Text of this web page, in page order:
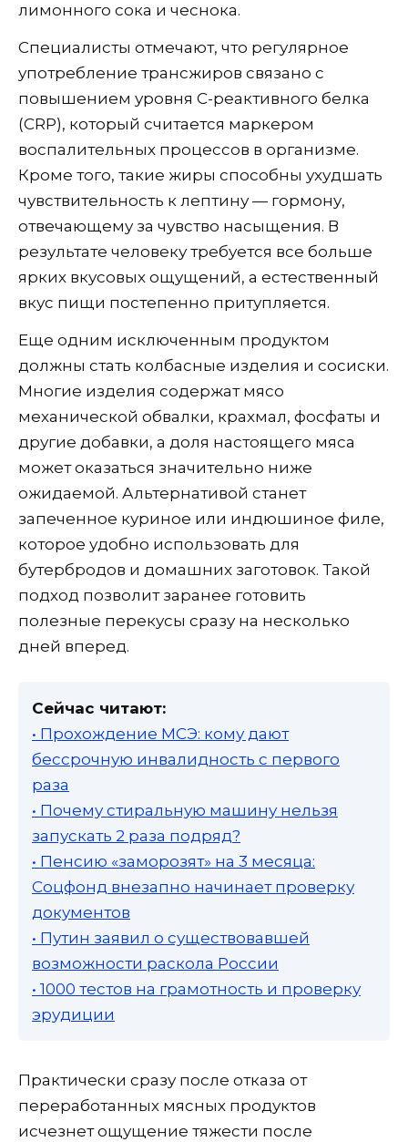
лимонного сока и чеснока.
Специалисты отмечают, что регулярное
употребление трансжиров связано с
повышением уровня С-реактивного белка
(CRP), который считается маркером
воспалительных процессов в организме.
Кроме того, такие жиры способны ухудшать
чувствительность к лептину — гормону,
отвечающему за чувство насыщения. В
результате человеку требуется все больше
ярких вкусовых ощущений, а естественный
вкус пищи постепенно притупляется.
Еще одним исключенным продуктом
должны стать колбасные изделия и сосиски.
Многие изделия содержат мясо
механической обвалки, крахмал, фосфаты и
другие добавки, а доля настоящего мяса
может оказаться значительно ниже
ожидаемой. Альтернативой станет
запеченное куриное или индюшиное филе,
которое удобно использовать для
бутербродов и домашних заготовок. Такой
подход позволит заранее готовить
полезные перекусы сразу на несколько
дней вперед.
Сейчас читают:
• Прохождение МСЭ: кому дают
бессрочную инвалидность с первого
раза
• Почему стиральную машину нельзя
запускать 2 раза подряд?
• Пенсию «заморозят» на 3 месяца:
Соцфонд внезапно начинает проверку
документов
• Путин заявил о существовавшей
возможности раскола России
• 1000 тестов на грамотность и проверку
эрудиции
Практически сразу после отказа от
переработанных мясных продуктов
исчезнет ощущение тяжести после